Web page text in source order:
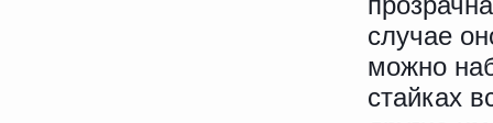
случае
можно
стайках